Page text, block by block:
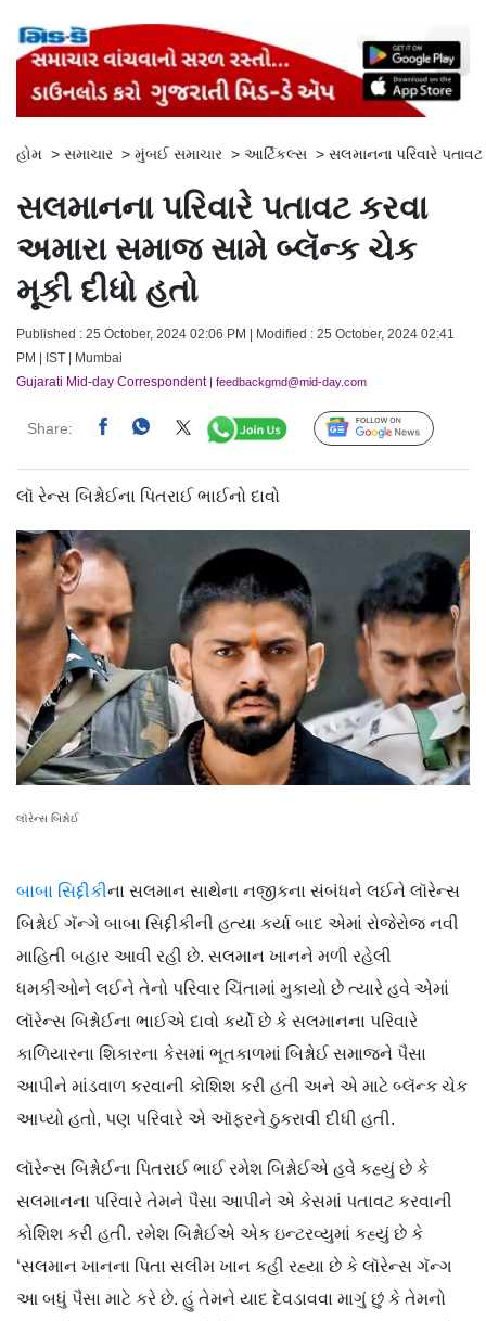
હોમ > સમાચાર > મુંબઈ સમાચાર > આર્ટિકલ્સ > સલમાનના પરિવારે
સલમાનના પરિવારે પતાવટ કરવા
અમારા સમાજ સામે બ્લૅન્ક ચેક
મૂકી દીધો હતો
Published : 25 October, 2024 02:06 PM | Modified : 25 October, 2024 02:41
PM | IST | Mumbai
Gujarati Mid-day Correspondent| feedbackgmd@mid-day.com
Share: Follow Us
લૉ રેન્સ બિશ્નોઈના પિતરાઈ ભાઈનો દાવો
લૉરેન્સ બિશ્નોઈ
બાબા સિદ્દીકીના સલમાન સાથેના નજીકના સંબંધને લઈને લૉરેન્સ
બિશ્નોઈ ગૅન્ગે બાબા સિદ્દીકીની હત્યા કર્યા બાદ એમાં રોજેરોજ નવી
માહિતી બહાર આવી રહી છે. સલમાન ખાનને મળી રહેલી
ધમકીઓને લઈને તેનો પરિવાર ચિંતામાં મુકાયો છે ત્યારે હવે એમાં
લૉરેન્સ બિશ્નોઈના ભાઈએ દાવો કર્યો છે કે સલમાનના પરિવારે
કાળિયારના શિકારના કેસમાં ભૂતકાળમાં બિશ્નોઈ સમાજને પૈસા
આપીને માંડવાળ કરવાની કોશિશ કરી હતી અને એ માટે બ્લૅન્ક ચેક
આપ્યો હતો, પણ પરિવારે એ ઑફરને ઠુકરાવી દીધી હતી.
લૉરેન્સ બિશ્નોઈના પિતરાઈ ભાઈ રમેશ બિશ્નોઈએ હવે કહ્યું છે કે
સલમાનના પરિવારે તેમને પૈસા આપીને એ કેસમાં પતાવટ કરવાની
કોશિશ કરી હતી. રમેશ બિશ્નોઈએ એક ઇન્ટરવ્યુમાં કહ્યું છે કે
‘સલમાન ખાનના પિતા સલીમ ખાન કહી રહ્યા છે કે લૉરેન્સ ગૅન્ગ
આ બધું પૈસા માટે કરે છે. હું તેમને યાદ દેવડાવવા માગું છું કે તેમનો